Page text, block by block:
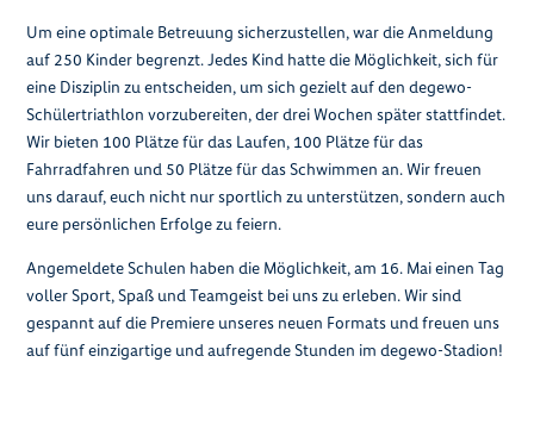
Um eine optimale Betreuung sicherzustellen, war die Anmeldung
auf 250 Kinder begrenzt. Jedes Kind hatte die Möglichkeit, sich für
eine Disziplin zu entscheiden, um sich gezielt auf den degewo-
Schülertriathlon vorzubereiten, der drei Wochen später stattfindet.
Wir bieten 100 Plätze für das Laufen, 100 Plätze für das
Fahrradfahren und 50 Plätze für das Schwimmen an. Wir freuen
uns darauf, euch nicht nur sportlich zu unterstützen, sondern auch
eure persönlichen Erfolge zu feiern.
Angemeldete Schulen haben die Möglichkeit, am 16. Mai einen Tag
voller Sport, Spaß und Teamgeist bei uns zu erleben. Wir sind
gespannt auf die Premiere unseres neuen Formats und freuen uns
auf fünf einzigartige und aufregende Stunden im degewo-Stadion!